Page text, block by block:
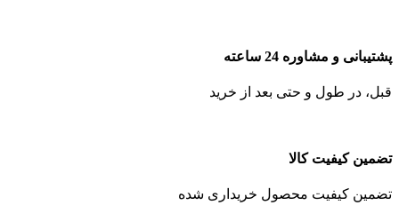
پشتیبانی و مشاوره 24 ساعته
قبل، در طول و حتی بعد از خرید
تضمین کیفیت کالا
تضمین کیفیت محصول خریداری شده